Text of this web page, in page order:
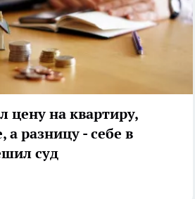
цену на квартиру,
а разницу - себе в
суд